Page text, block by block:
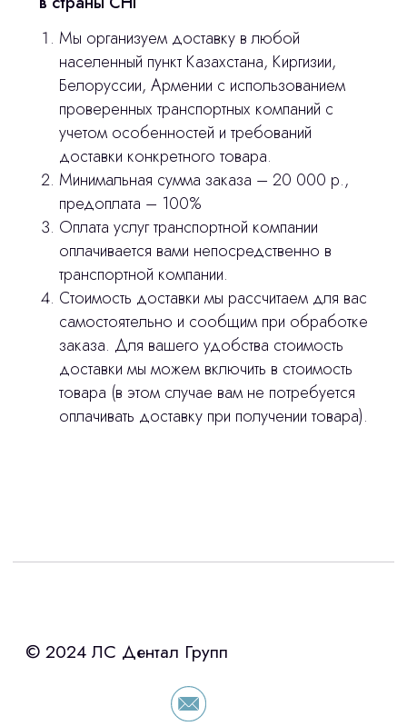
Мы организуем доставку в любой
населенный пункт Казахстана, Киргизии,
Белоруссии, Армении с использованием
проверенных транспортных компаний с
учетом особенностей и требований
доставки конкретного товара.
Минимальная сумма заказа – 20 000 р.,
предоплата – 100%
Оплата услуг транспортной компании
оплачивается вами непосредственно в
транспортной компании.
Стоимость доставки мы рассчитаем для вас
самостоятельно и сообщим при обработке
заказа. Для вашего удобства стоимость
доставки мы можем включить в стоимость
товара (в этом случае вам не потребуется
оплачивать доставку при получении товара).
Интересует лизинг?
«Уралпромлизинг» подберем выгодные
условия по лизингу оборудования,
просто оставьте контакты чтобы мы
сориентировали по условиям
сделано
Продукция
3D печать
Лицензирование
Изготовление хирургических шаблонов
Оплата и доставка
Политика конфиденциальности
Контакты
stasicus